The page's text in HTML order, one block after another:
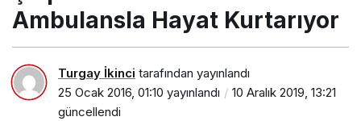
Ambulansla Hayat Kurtarıyor
Turgay İkinci tarafından yayınlandı
25 Ocak 2016, 01:10 yayınlandı
10 Aralık 2019, 13:21
güncellendi